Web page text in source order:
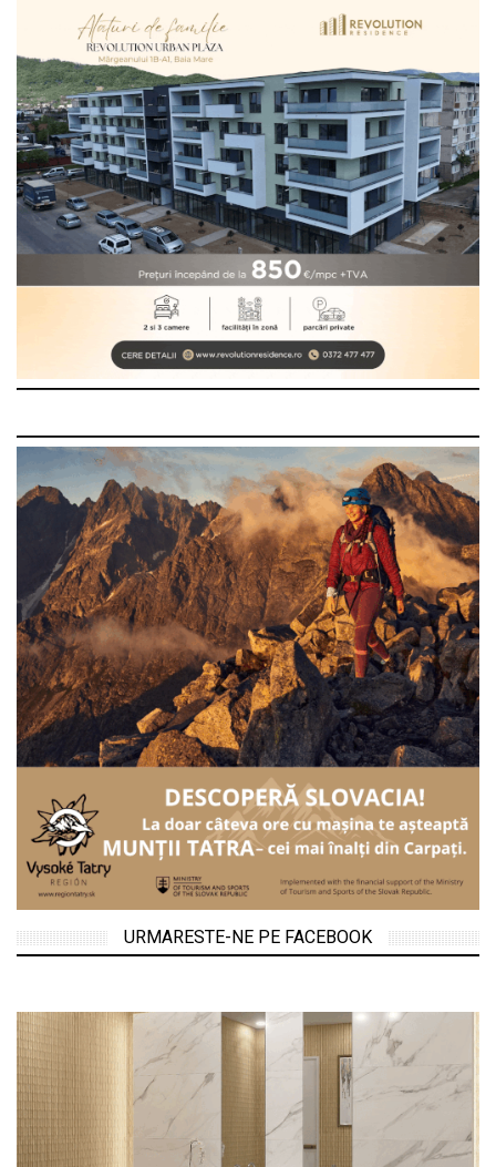
URMARESTE-NE PE FACEBOOK